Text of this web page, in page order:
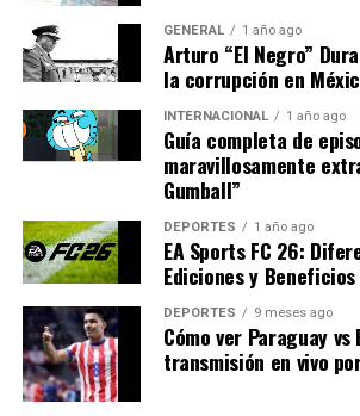
Maximilian Mittelstädt
Marc Guéhi
Marquinhos
Micky van de Ven
William Saliba
Willian Pacho
Virgil van Dijk
Marc Cucurella
Nuno Mendes
Denzel Dumfries
GENERAL 1 año ago
Arturo “El Negro”
la corrupción en
INTERNACIONAL 1 año ago
Guía completa de
maravillosamente
Gumball”
DEPORTES 1 año ago
EA Sports FC 26:
Ediciones y Beneficios
DEPORTES 9 meses ago
Cómo ver Paraguay vs
transmisión en vivo